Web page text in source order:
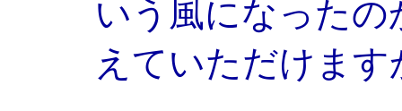
いう風になった
えていただけます